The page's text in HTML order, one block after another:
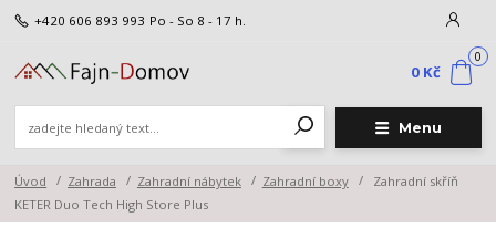
Menu
+420 606 893 993 Po - So 8 - 17 h.
0
0 Kč
Úvod Zahrada Zahradní nábytek Zahradní boxy
Zahradní skříň
KETER Duo Tech High Store Plus